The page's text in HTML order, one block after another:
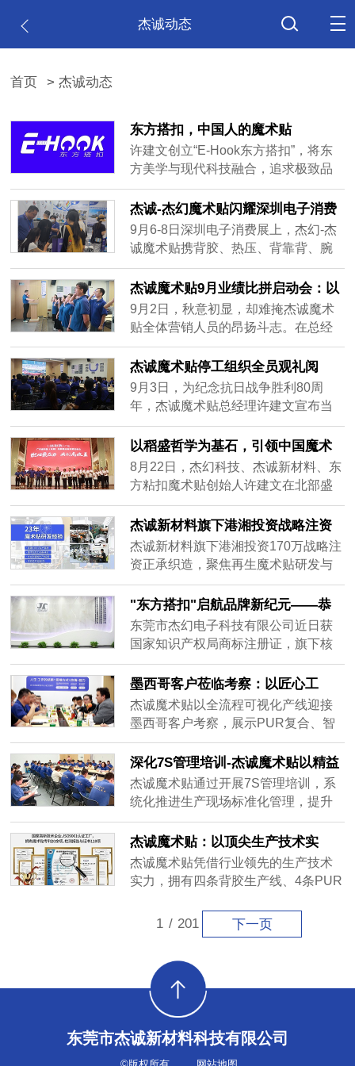
杰诚动态
首页 > 杰诚动态
东方搭扣，中国人的魔术贴
许建文创立“E-Hook东方搭扣”，将东
方美学与现代科技融合，追求极致品
质，构建开放技术生态，推动中国标
准国际化。东方搭扣已成为中国智造
符号，许建文证明工业制造注入文化
灵魂，中国品牌能突破边界。
杰诚-杰幻魔术贴闪耀深圳电子消费
展，创新产品引爆全场
9月6-8日深圳电子消费展上，杰幻-杰
诚魔术贴携背胶、热压、背靠背、腕
带等多款核心魔术贴展品及创新研发
的无痕魔力扣亮相。无痕魔力扣凭借
无痕粘贴、轻松拆卸等优势成焦点，
展位现场人气火爆，客户络绎不绝。
客户资源，公司负责人称将坚持创
新，提升产品与服务，为行业发展添
活力。
杰诚魔术贴9月业绩比拼启动会：以
誓言为刃，向梦想进发
9月2日，秋意初显，却难掩杰诚魔术
贴全体营销人员的昂扬斗志。在总经
理许建文的带领下，一场以“9月，为梦
想而战”为主题的业绩比拼启动会正式
拉开帷幕。这不仅是一场业绩的较
量，更是一次团队精神的凝聚，一次
理许建文发表了热情洋溢的动员讲
话。他强调，9月是充满挑战与机遇的
一个......
杰诚魔术贴停工组织全员观礼阅
兵：以实业初心致敬民族精神，以
创新使命引领行业未来
9月3日，为纪念抗日战争胜利80周
年，杰诚魔术贴总经理许建文宣布当
日上午停工停产，组织全体100余名员
工集体观看纪念阅兵仪式直播。在铭
记历史中汲取力量，在创新突破中定
义未来。
以稻盛哲学为基石，引领中国魔术
贴行业迈向全球
8月22日，杰幻科技、杰诚新材料、东
方粘扣魔术贴创始人许建文在北部盛
和塾发表主题演讲，分享企业通过深
度践行稻盛和夫哲学体系（《京瓷哲
学》《六项精进》等），实现员工幸
福与企业高质量发展的创新路径。演
良品率提升至98.7%，客户投诉率下降
67%，许建文提出“三步走”战略，目标
2028年实现全球市占率15%，彰显中
国制造从“跟随者”向“定义者”跨越的决
心。此次演讲为传统制造业转型升级
提供哲学驱动范本，引发行业对“心性
提升与技术创新融合”的深度思考。
杰诚新材料旗下港湘投资战略注资
正承织造 170万布局再生魔术贴赛
道-开启多行业定制化解决方案新篇
杰诚新材料旗下港湘投资170万战略注
资正承织造，聚焦再生魔术贴研发与
高端加工，获GRS认证推动绿色制
造。产品覆盖康复医疗、智能穿戴、
汽车装饰等五大行业，提供抗菌、高
强度、模块化定制方案，助力传统制
"东方搭扣"启航品牌新纪元——恭
喜杰幻电子以双商标战略领跑全球
魔术贴行业
东莞市杰幻电子科技有限公司近日获
国家知识产权局商标注册证，旗下核
心品牌“东方搭扣”（英文：EHOOK）
成功注册国际分类35（广告销售、商
业管理）与40（材料加工、定制服
务），构建全维度品牌护城河。品牌
与现代科技感，广泛应用于服装、汽
车、航空航天等领域，获华为、特斯
拉等国际客户青睐。公司坚持创新驱
动，年投入15%营收研发，获超50项
专利并主导行业标准，通过“硬件+软
件”生态升级转型行业解决方案提供
商。目前产品出口32国，市场份额亚
洲第一，提出“2030全球魔术贴创新领
化迈进。
墨西哥客户莅临考察：以匠心工
艺，共绘全球合作新篇章
杰诚魔术贴以全流程可视化产线迎接
墨西哥客户考察，展示PUR复合、智
能腕带等8大核心工艺，披露服务38国
客户数据及CNAS实验室实力。客户现
场达成定制开发意向，见证中国魔术
贴科技赋能实力。
深化7S管理培训-杰诚魔术贴以精益
管理赋能生产效能跃升
杰诚魔术贴通过开展7S管理培训，系
统化推进生产现场标准化管理，提升
员工职业素养与团队协作能力。培训
涵盖整理、整顿、清扫等七大模块，
实现车间空间利用率提升18%、生产
换线时间缩短25%的成效。同时，通
工参与改善的积极性，推动生产效率
提升15%、产品合格率达99.2%。杰诚
在品质管控、交付效率、成本优化等
方面实现质效双升，持续践行“让魔术
贴定制更简单”的企业使命，为客户创
造长期价值。
杰诚魔术贴：以顶尖生产技术实
力，铸就23年定制品质传奇
杰诚魔术贴凭借行业领先的生产技术
实力，拥有四条背胶生产线、4条PUR
设备，支持背胶复合、热压复合、
PUR复合、激光切割、异形模切等多
10余名7年以上工程师团队，以顶尖技
术保障魔术贴卓越品质，满足您的个
性化需求。
1 / 201 下一页
东莞市杰诚新材料科技有限公司